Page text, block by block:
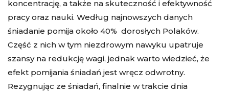
koncentrację, a także na skuteczność i efektywność
pracy oraz nauki. Według najnowszych danych
śniadanie pomija około 40% dorosłych Polaków.
Część z nich w tym niezdrowym nawyku upatruje
szansy na redukcję wagi, jednak warto wiedzieć, że
efekt pomijania śniadań jest wręcz odwrotny.
Rezygnując ze śniadań, finalnie w trakcie dnia